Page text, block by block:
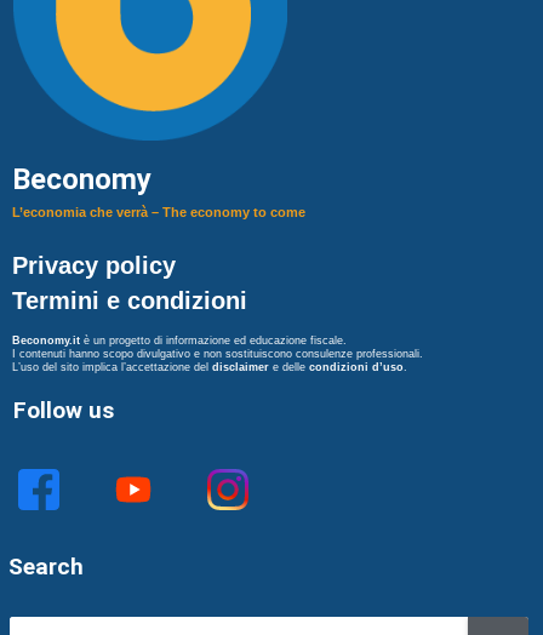
Beconomy
L’economia che verrà – The economy to come
Privacy policy
Termini e condizioni
Beconomy.it è un progetto di informazione ed educazione fiscale.
I contenuti hanno scopo divulgativo e non sostituiscono consulenze professionali.
L’uso del sito implica l’accettazione del disclaimer e delle condizioni d’uso
Follow us
Search